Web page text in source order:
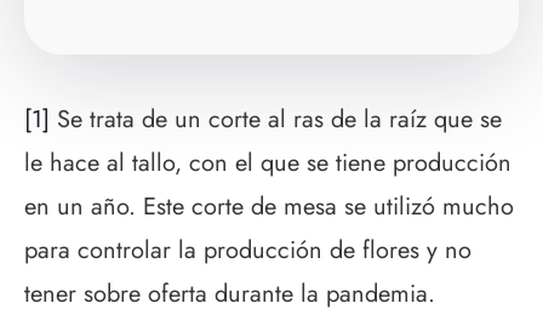
[1] Se trata de un corte al ras de la raíz que se
le hace al tallo, con el que se tiene producción
en un año. Este corte de mesa se utilizó mucho
para controlar la producción de flores y no
tener sobre oferta durante la pandemia.